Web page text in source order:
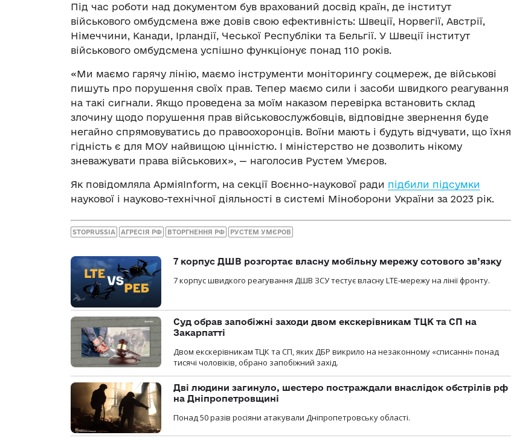
Під час роботи над документом був врахований досвід країн, де інститут
військового омбудсмена вже довів свою ефективність: Швеції, Норвегії, Австрії,
Німеччини, Канади, Ірландії, Чеської Республіки та Бельгії. У Швеції інститут
військового омбудсмена успішно функціонує понад 110 років.
«Ми маємо гарячу лінію, маємо інструменти моніторингу соцмереж, де військові
пишуть про порушення своїх прав. Тепер маємо сили і засоби швидкого реагування
на такі сигнали. Якщо проведена за моїм наказом перевірка встановить склад
злочину щодо порушення прав військовослужбовців, відповідне звернення буде
негайно спрямовуватись до правоохоронців. Воїни мають і будуть відчувати, що їхня
гідність є для МОУ найвищою цінністю. І міністерство не дозволить нікому
зневажувати права військових», — наголосив Рустем Умєров.
Як повідомляла АрміяInform, на секції Воєнно-наукової ради підбили підсумки
наукової і науково-технічної діяльності в системі Міноборони України за 2023 рік.
STOPRUSSIA АГРЕСІЯ РФ ВТОРГНЕННЯ РФ РУСТЕМ УМЄРОВ
7 корпус ДШВ розгортає власну мобільну мережу сотового зв’язку
7 корпус швидкого реагування ДШВ ЗСУ тестує власну LTE-мережу на лінії фронту.
Суд обрав запобіжні заходи двом екскерівникам ТЦК та СП на
Закарпатті
Двом екскерівникам ТЦК та СП, яких ДБР викрило на незаконному «списанні» понад
тисячі чоловіків, обрано запобіжний захід.
Дві людини загинуло, шестеро постраждали внаслідок обстрілів рф
на Дніпропетровщині
Понад 50 разів росіяни атакували Дніпропетровську області.